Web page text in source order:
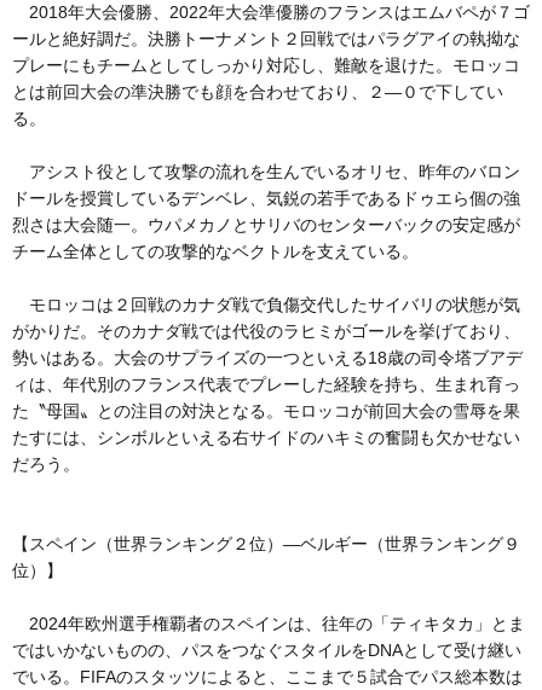
2018年大会優勝、2022年大会準優勝のフランスはエムバペが７ゴ
ールと絶好調だ。決勝トーナメント２回戦ではパラグアイの執拗な
プレーにもチームとしてしっかり対応し、難敵を退けた。モロッコ
とは前回大会の準決勝でも顔を合わせており、２―０で下してい
る。
アシスト役として攻撃の流れを生んでいるオリセ、昨年のバロン
ドールを授賞しているデンベレ、気鋭の若手であるドゥエら個の強
烈さは大会随一。ウパメカノとサリバのセンターバックの安定感が
チーム全体としての攻撃的なベクトルを支えている。
モロッコは２回戦のカナダ戦で負傷交代したサイバリの状態が気
がかりだ。そのカナダ戦では代役のラヒミがゴールを挙げており、
勢いはある。大会のサプライズの一つといえる18歳の司令塔ブアデ
ィは、年代別のフランス代表でプレーした経験を持ち、生まれ育っ
た〝母国〟との注目の対決となる。モロッコが前回大会の雪辱を果
たすには、シンボルといえる右サイドのハキミの奮闘も欠かせない
だろう。
【スペイン（世界ランキング２位）―ベルギー（世界ランキング９
位）】
2024年欧州選手権覇者のスペインは、往年の「ティキタカ」とま
ではいかないものの、パスをつなぐスタイルをDNAとして受け継い
でいる。FIFAのスタッツによると、ここまで５試合でパス総本数は